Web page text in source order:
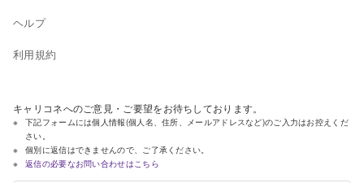
ヘルプ
利用規約
キャリコネへのご意見・ご要望をお待ちしております。
下記フォームには個人情報(個人名、住所、メールアドレスなど)のご入力はお控えくだ
さい。
個別に返信はできませんので、ご了承ください。
返信の必要なお問い合わせはこちら